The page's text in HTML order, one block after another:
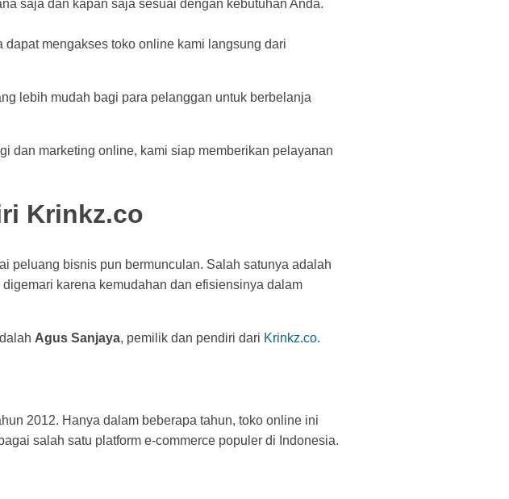
saja dan kapan saja sesuai dengan kebutuhan Anda.
mengakses toko online kami langsung dari
lebih mudah bagi para pelanggan untuk berbelanja
dan marketing online, kami siap memberikan pelayanan
Krinkz.co
peluang bisnis pun bermunculan. Salah satunya adalah
karena kemudahan dan efisiensinya dalam
Agus Sanjaya, pemilik dan pendiri dari Krinkz.co.
2012. Hanya dalam beberapa tahun, toko online ini
salah satu platform e-commerce populer di Indonesia.